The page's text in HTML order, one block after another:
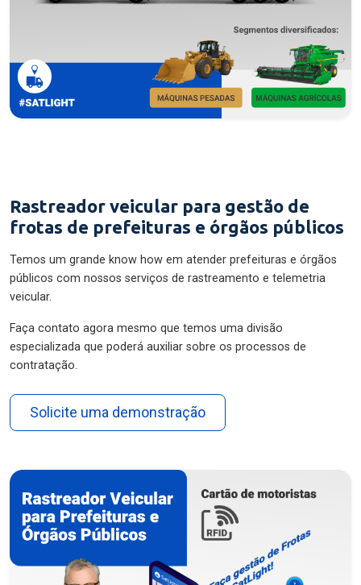
Rastreador veicular para gestão de
frotas de prefeituras e órgãos públicos
Temos um grande know how em atender prefeituras e órgãos
públicos com nossos serviços de rastreamento e telemetria
veicular.
Faça contato agora mesmo que temos uma divisão
especializada que poderá auxiliar sobre os processos de
contratação.
Solicite uma demonstração